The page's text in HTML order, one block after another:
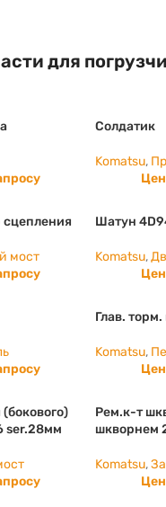
для
Солдатик
Komatsu,
мост
Шатун
Komatsu,
Глав. торм.
Komatsu,
ser.28мм
Рем.к-т
шкворнем
Komatsu,